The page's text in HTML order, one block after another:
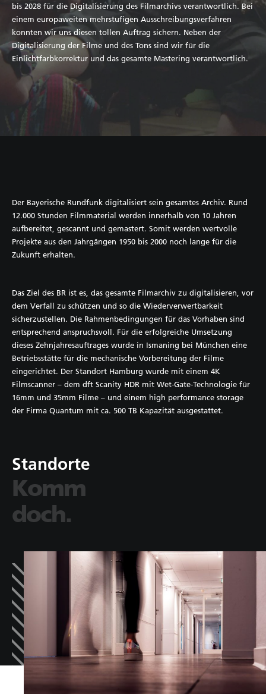
bis 2028 für die Digitalisierung des Filmarchivs verantwortlich. Bei
einem europaweiten mehrstufigen Ausschreibungsverfahren
konnten wir uns diesen tollen Auftrag sichern. Neben der
Digitalisierung der Filme und des Tons sind wir für die
Einlichtfarbkorrektur und das gesamte Mastering verantwortlich.
Der Bayerische Rundfunk digitalisiert sein gesamtes Archiv. Rund
12.000 Stunden Filmmaterial werden innerhalb von 10 Jahren
aufbereitet, gescannt und gemastert. Somit werden wertvolle
Projekte aus den Jahrgängen 1950 bis 2000 noch lange für die
Zukunft erhalten.
Das Ziel des BR ist es, das gesamte Filmarchiv zu digitalisieren, vor
dem Verfall zu schützen und so die Wiederverwertbarkeit
sicherzustellen. Die Rahmenbedingungen für das Vorhaben sind
entsprechend anspruchsvoll. Für die erfolgreiche Umsetzung
dieses Zehnjahresauftrages wurde in Ismaning bei München eine
Betriebsstätte für die mechanische Vorbereitung der Filme
eingerichtet. Der Standort Hamburg wurde mit einem 4K
Filmscanner – dem dft Scanity HDR mit Wet-Gate-Technologie für
16mm und 35mm Filme – und einem high performance storage
der Firma Quantum mit ca. 500 TB Kapazität ausgestattet.
Standorte
Komm
doch.